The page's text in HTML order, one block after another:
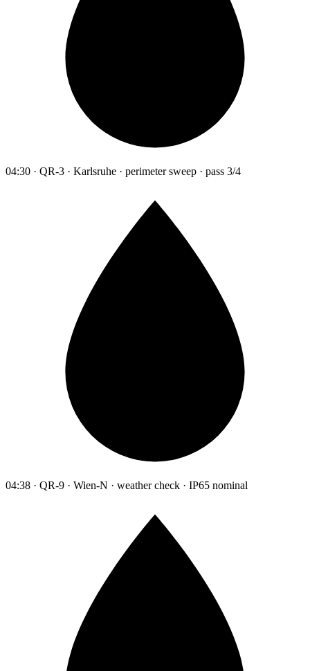
04:30 · QR-3 · Karlsruhe · perimeter sweep · pass 3/4
04:38 · QR-9 · Wien-N · weather check · IP65 nominal